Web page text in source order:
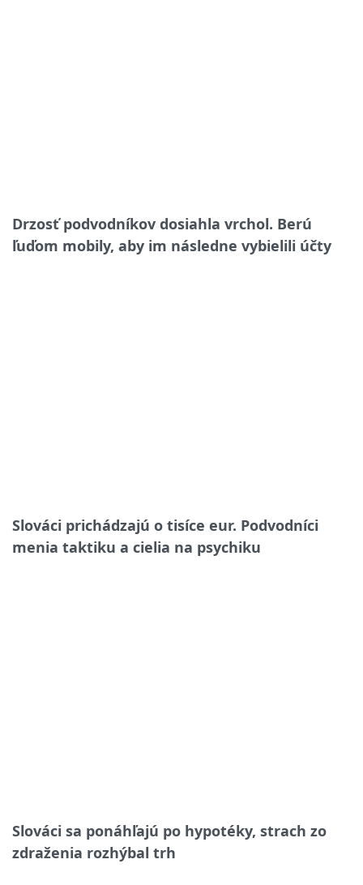
Drzosť podvodníkov dosiahla vrchol. Berú
ľuďom mobily, aby im následne vybielili účty
Slováci prichádzajú o tisíce eur. Podvodníci
menia taktiku a cielia na psychiku
Slováci sa ponáhľajú po hypotéky, strach zo
zdraženia rozhýbal trh